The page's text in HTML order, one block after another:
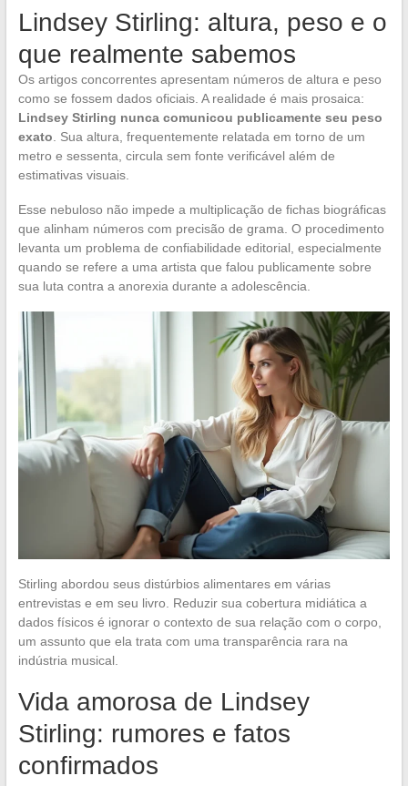
Lindsey Stirling: altura, peso e o
que realmente sabemos
Os artigos concorrentes apresentam números de altura e peso
como se fossem dados oficiais. A realidade é mais prosaica:
Lindsey Stirling nunca comunicou publicamente seu peso
exato . Sua altura, frequentemente relatada em torno de um
metro e sessenta, circula sem fonte verificável além de
estimativas visuais.
Esse nebuloso não impede a multiplicação de fichas biográficas
que alinham números com precisão de grama. O procedimento
levanta um problema de confiabilidade editorial, especialmente
quando se refere a uma artista que falou publicamente sobre
sua luta contra a anorexia durante a adolescência.
Stirling abordou seus distúrbios alimentares em várias
entrevistas e em seu livro. Reduzir sua cobertura midiática a
dados físicos é ignorar o contexto de sua relação com o corpo,
um assunto que ela trata com uma transparência rara na
indústria musical.
Vida amorosa de Lindsey
Stirling: rumores e fatos
confirmados